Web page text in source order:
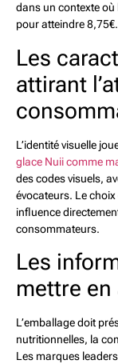
dans un contexte
pour atteindre 8,75€.
Les
attirant
L’identité visuelle
glace Nuii comme
des codes visuels,
évocateurs. Le
influence
consommateurs.
Les
mettre en
L’emballage doit
nutritionnelles, la
Les marques